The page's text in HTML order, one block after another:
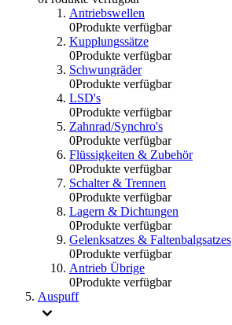
Antriebswellen
0Produkte verfügbar
Kupplungssätze
0Produkte verfügbar
Schwungräder
0Produkte verfügbar
LSD's
0Produkte verfügbar
Zahnrad/Synchro's
0Produkte verfügbar
Flüssigkeiten & Zubehör
0Produkte verfügbar
Schalter & Trennen
0Produkte verfügbar
Lagern & Dichtungen
0Produkte verfügbar
Gelenksatzes & Faltenbalgsatzes
0Produkte verfügbar
Antrieb Übrige
0Produkte verfügbar
Auspuff